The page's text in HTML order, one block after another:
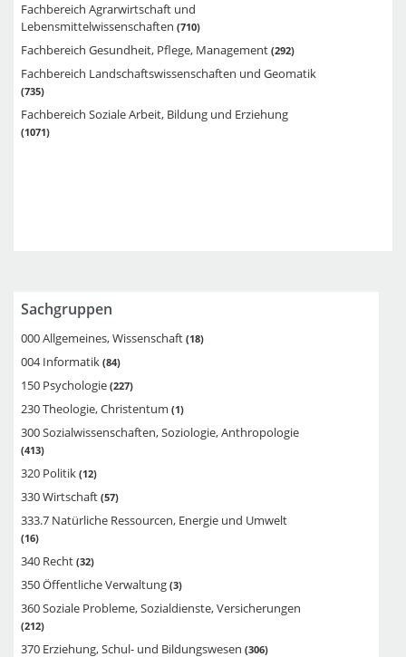
mehrteilige Monographie 1
Fachbereich Agrarwirtschaft und
Lebensmittelwissenschaften 710
Fachbereich Gesundheit, Pflege, Management 292
Fachbereich Landschaftswissenschaften und Geomatik
735
Fachbereich Soziale Arbeit, Bildung und Erziehung
1071
Sachgruppen
000 Allgemeines, Wissenschaft 18
004 Informatik 84
150 Psychologie 227
230 Theologie, Christentum 1
300 Sozialwissenschaften, Soziologie, Anthropologie
413
320 Politik 12
330 Wirtschaft 57
333.7 Natürliche Ressourcen, Energie und Umwelt
16
340 Recht 32
350 Öffentliche Verwaltung 3
360 Soziale Probleme, Sozialdienste, Versicherungen
212
370 Erziehung, Schul- und Bildungswesen 306